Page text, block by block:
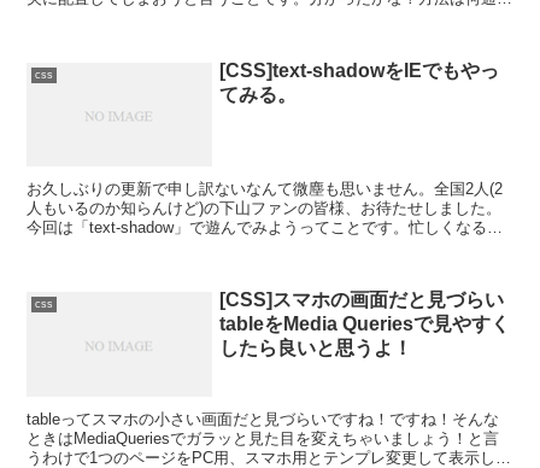
css
[CSS]text-shadowをIEでもやっ
てみる。
お久しぶりの更新で申し訳ないなんて微塵も思いません。全国2人(2
人もいるのか知らんけど)の下山ファンの皆様、お待たせしました。
今回は「text-shadow」で遊んでみようってことです。忙しくなると
css
[CSS]スマホの画面だと見づらい
tableをMedia Queriesで見やすく
したら良いと思うよ！
tableってスマホの小さい画面だと見づらいですね！ですね！そんな
ときはMediaQueriesでガラッと見た目を変えちゃいましょう！と言
うわけで1つのページをPC用、スマホ用とテンプレ変更して表示した